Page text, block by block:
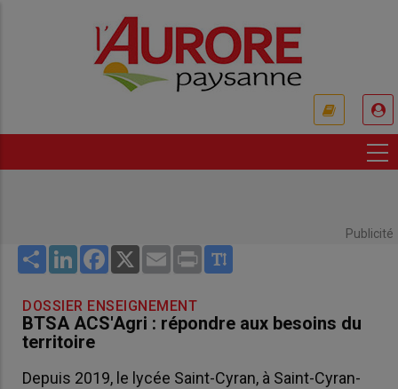
Publicité
Share LinkedInFacebook
X Email Print
DOSSIER ENSEIGNEMENT
BTSA ACS'Agri : répondre aux besoins du
territoire
Depuis 2019, le lycée Saint-Cyran, à Saint-Cyran-